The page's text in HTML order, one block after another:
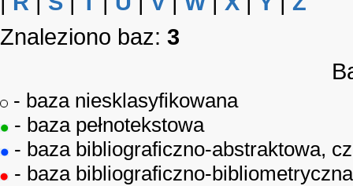
Znaleziono baz: 3
- baza niesklasyfikowana
- baza pełnotekstowa
- baza bibliograficzno-abstraktowa,
- baza bibliograficzno-